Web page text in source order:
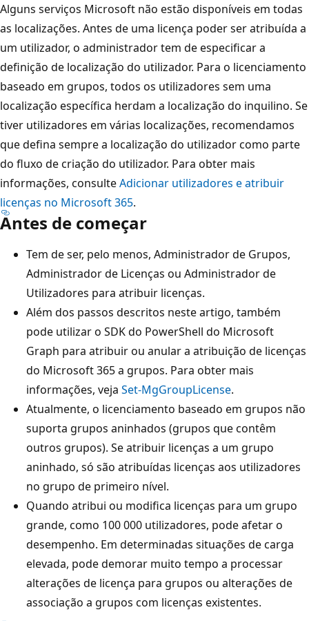
Alguns serviços Microsoft não estão disponíveis em todas
as localizações. Antes de uma licença poder ser atribuída a
um utilizador, o administrador tem de especificar a
definição de localização do utilizador. Para o licenciamento
baseado em grupos, todos os utilizadores sem uma
localização específica herdam a localização do inquilino. Se
tiver utilizadores em várias localizações, recomendamos
que defina sempre a localização do utilizador como parte
do fluxo de criação do utilizador. Para obter mais
informações, consulteAdicionar utilizadores e atribuir
licenças no Microsoft 365.
Antes de começar
Tem de ser, pelo menos, Administrador de Grupos,
Administrador de Licenças ou Administrador de
Utilizadores para atribuir licenças.
Além dos passos descritos neste artigo, também
pode utilizar o SDK do PowerShell do Microsoft
Graph para atribuir ou anular a atribuição de licenças
do Microsoft 365 a grupos. Para obter mais
informações, veja Set-MgGroupLicense.
Atualmente, o licenciamento baseado em grupos não
suporta grupos aninhados (grupos que contêm
outros grupos). Se atribuir licenças a um grupo
aninhado, só são atribuídas licenças aos utilizadores
no grupo de primeiro nível.
Quando atribui ou modifica licenças para um grupo
grande, como 100 000 utilizadores, pode afetar o
desempenho. Em determinadas situações de carga
elevada, pode demorar muito tempo a processar
alterações de licença para grupos ou alterações de
associação a grupos com licenças existentes.